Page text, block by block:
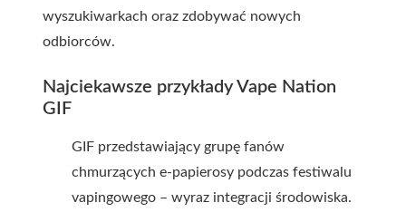
wyszukiwarkach oraz zdobywać nowych
odbiorców.
Najciekawsze przykłady Vape Nation
GIF
GIF przedstawiający grupę fanów
chmurzących e-papierosy podczas festiwalu
vapingowego – wyraz integracji środowiska.